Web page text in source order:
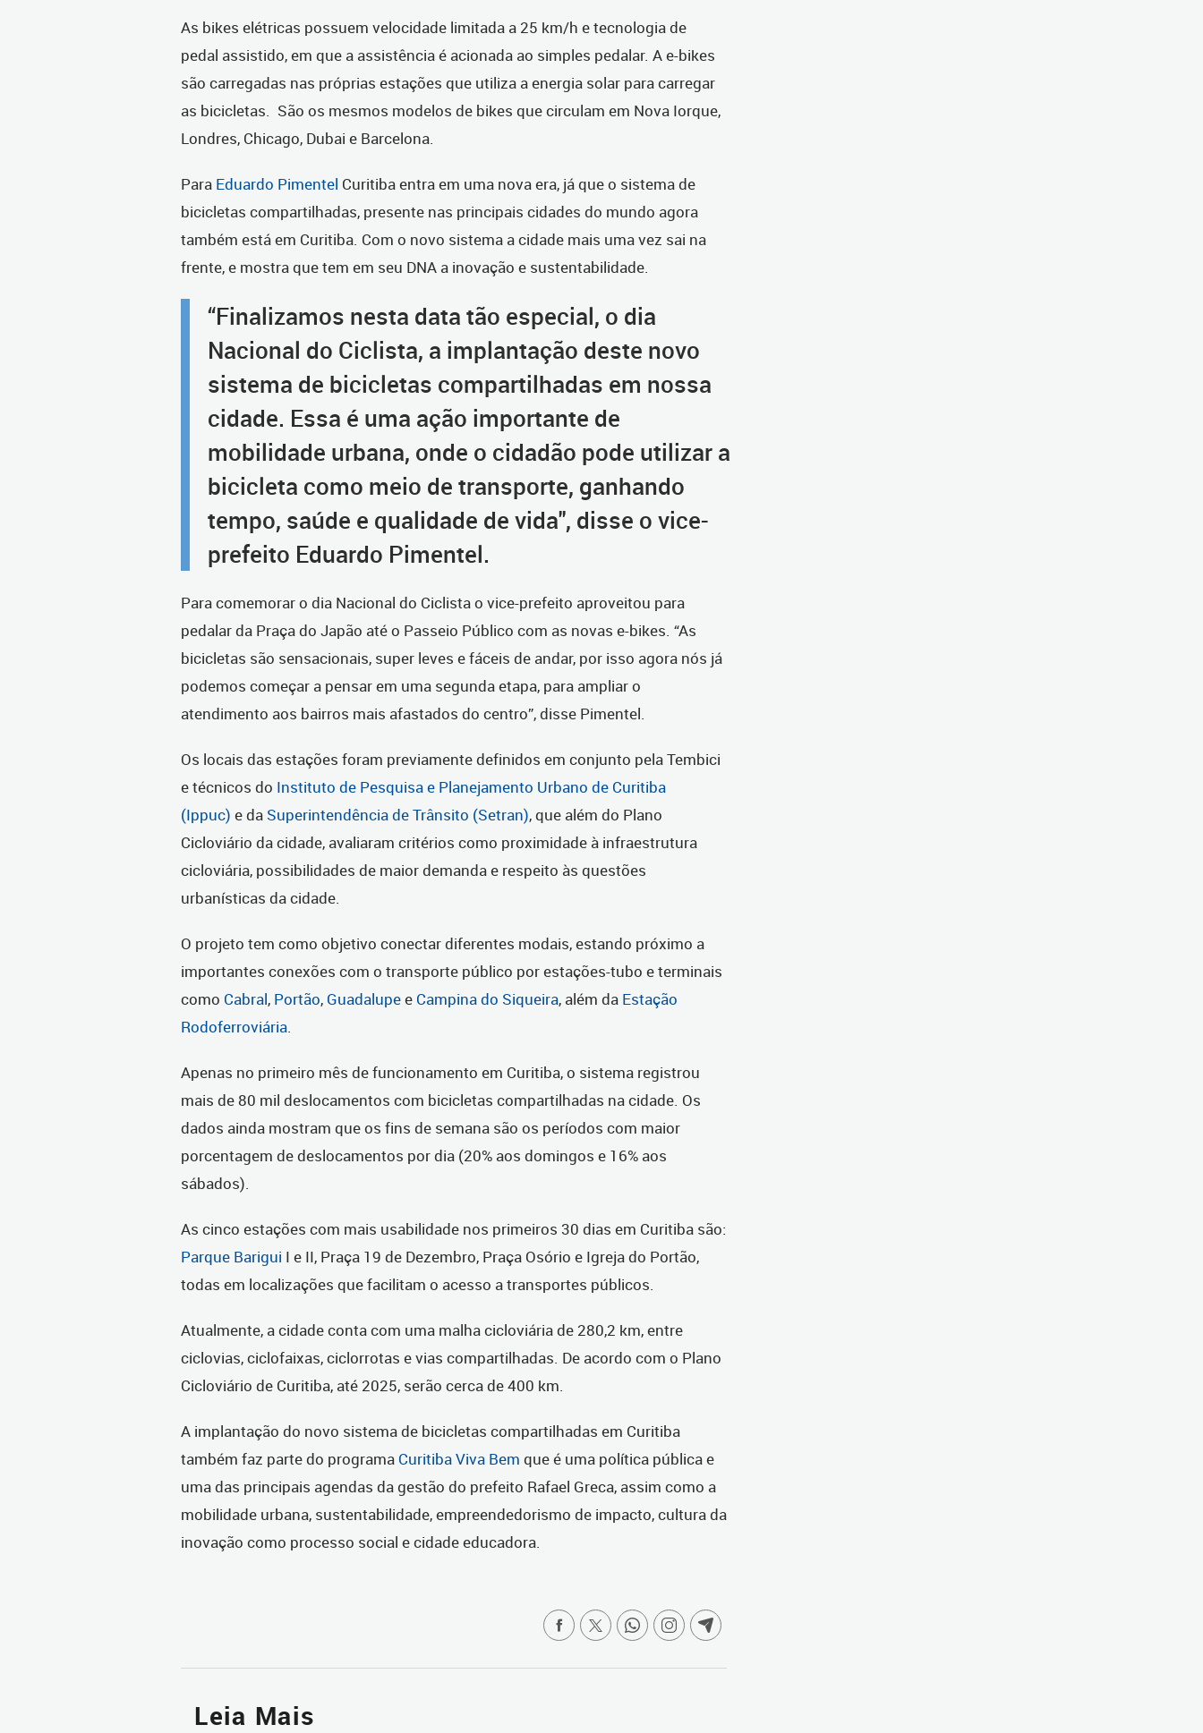
As bikes elétricas possuem velocidade limitada a 25 km/h e tecnologia de
pedal assistido, em que a assistência é acionada ao simples pedalar. A e-bikes
são carregadas nas próprias estações que utiliza a energia solar para carregar
as bicicletas. São os mesmos modelos de bikes que circulam em Nova Iorque,
Londres, Chicago, Dubai e Barcelona.
Para Eduardo Pimentel Curitiba entra em uma nova era, já que o sistema de
bicicletas compartilhadas, presente nas principais cidades do mundo agora
também está em Curitiba. Com o novo sistema a cidade mais uma vez sai na
frente, e mostra que tem em seu DNA a inovação e sustentabilidade.
“Finalizamos nesta data tão especial, o dia
Nacional do Ciclista, a implantação deste novo
sistema de bicicletas compartilhadas em nossa
cidade. Essa é uma ação importante de
mobilidade urbana, onde o cidadão pode utilizar a
bicicleta como meio de transporte, ganhando
tempo, saúde e qualidade de vida", disse o vice-
prefeito Eduardo Pimentel.
Para comemorar o dia Nacional do Ciclista o vice-prefeito aproveitou para
pedalar da Praça do Japão até o Passeio Público com as novas e-bikes. “As
bicicletas são sensacionais, super leves e fáceis de andar, por isso agora nós já
podemos começar a pensar em uma segunda etapa, para ampliar o
atendimento aos bairros mais afastados do centro”, disse Pimentel.
Os locais das estações foram previamente definidos em conjunto pela Tembici
e técnicos do Instituto de Pesquisa e Planejamento Urbano de Curitiba
(Ippuc) e da Superintendência de Trânsito (Setran), que além do Plano
Cicloviário da cidade, avaliaram critérios como proximidade à infraestrutura
cicloviária, possibilidades de maior demanda e respeito às questões
urbanísticas da cidade.
O projeto tem como objetivo conectar diferentes modais, estando próximo a
importantes conexões com o transporte público por estações-tubo e terminais
como Cabral, Portão, Guadalupee Campina do Siqueira, além da Estação
Rodoferroviária.
Apenas no primeiro mês de funcionamento em Curitiba, o sistema registrou
mais de 80 mil deslocamentos com bicicletas compartilhadas na cidade. Os
dados ainda mostram que os fins de semana são os períodos com maior
porcentagem de deslocamentos por dia (20% aos domingos e 16% aos
sábados).
As cinco estações com mais usabilidade nos primeiros 30 dias em Curitiba são:
Parque Barigui I e II, Praça 19 de Dezembro, Praça Osório e Igreja do Portão,
todas em localizações que facilitam o acesso a transportes públicos.
Atualmente, a cidade conta com uma malha cicloviária de 280,2 km, entre
ciclovias, ciclofaixas, ciclorrotas e vias compartilhadas. De acordo com o Plano
Cicloviário de Curitiba, até 2025, serão cerca de 400 km.
A implantação do novo sistema de bicicletas compartilhadas em Curitiba
também faz parte do programa Curitiba Viva Bem que é uma política pública e
uma das principais agendas da gestão do prefeito Rafael Greca, assim como a
mobilidade urbana, sustentabilidade, empreendedorismo de impacto, cultura da
inovação como processo social e cidade educadora.
Leia Mais